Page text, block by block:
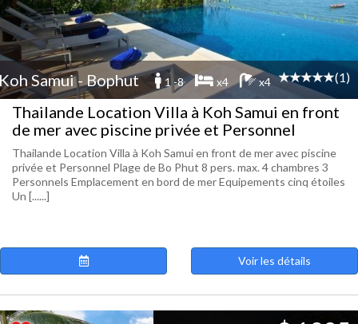
Samui - Bophut 1 -8 x4 x4 (1)
Thailande Location Villa à Koh Samui en front
de mer avec piscine privée et Personnel
Thailande Location Villa à Koh Samui en front de mer avec piscine
privée et Personnel Plage de Bo Phut 8 pers. max. 4 chambres 3
Personnels Emplacement en bord de mer Equipements cinq étoiles
Un [......]
Voir les détails